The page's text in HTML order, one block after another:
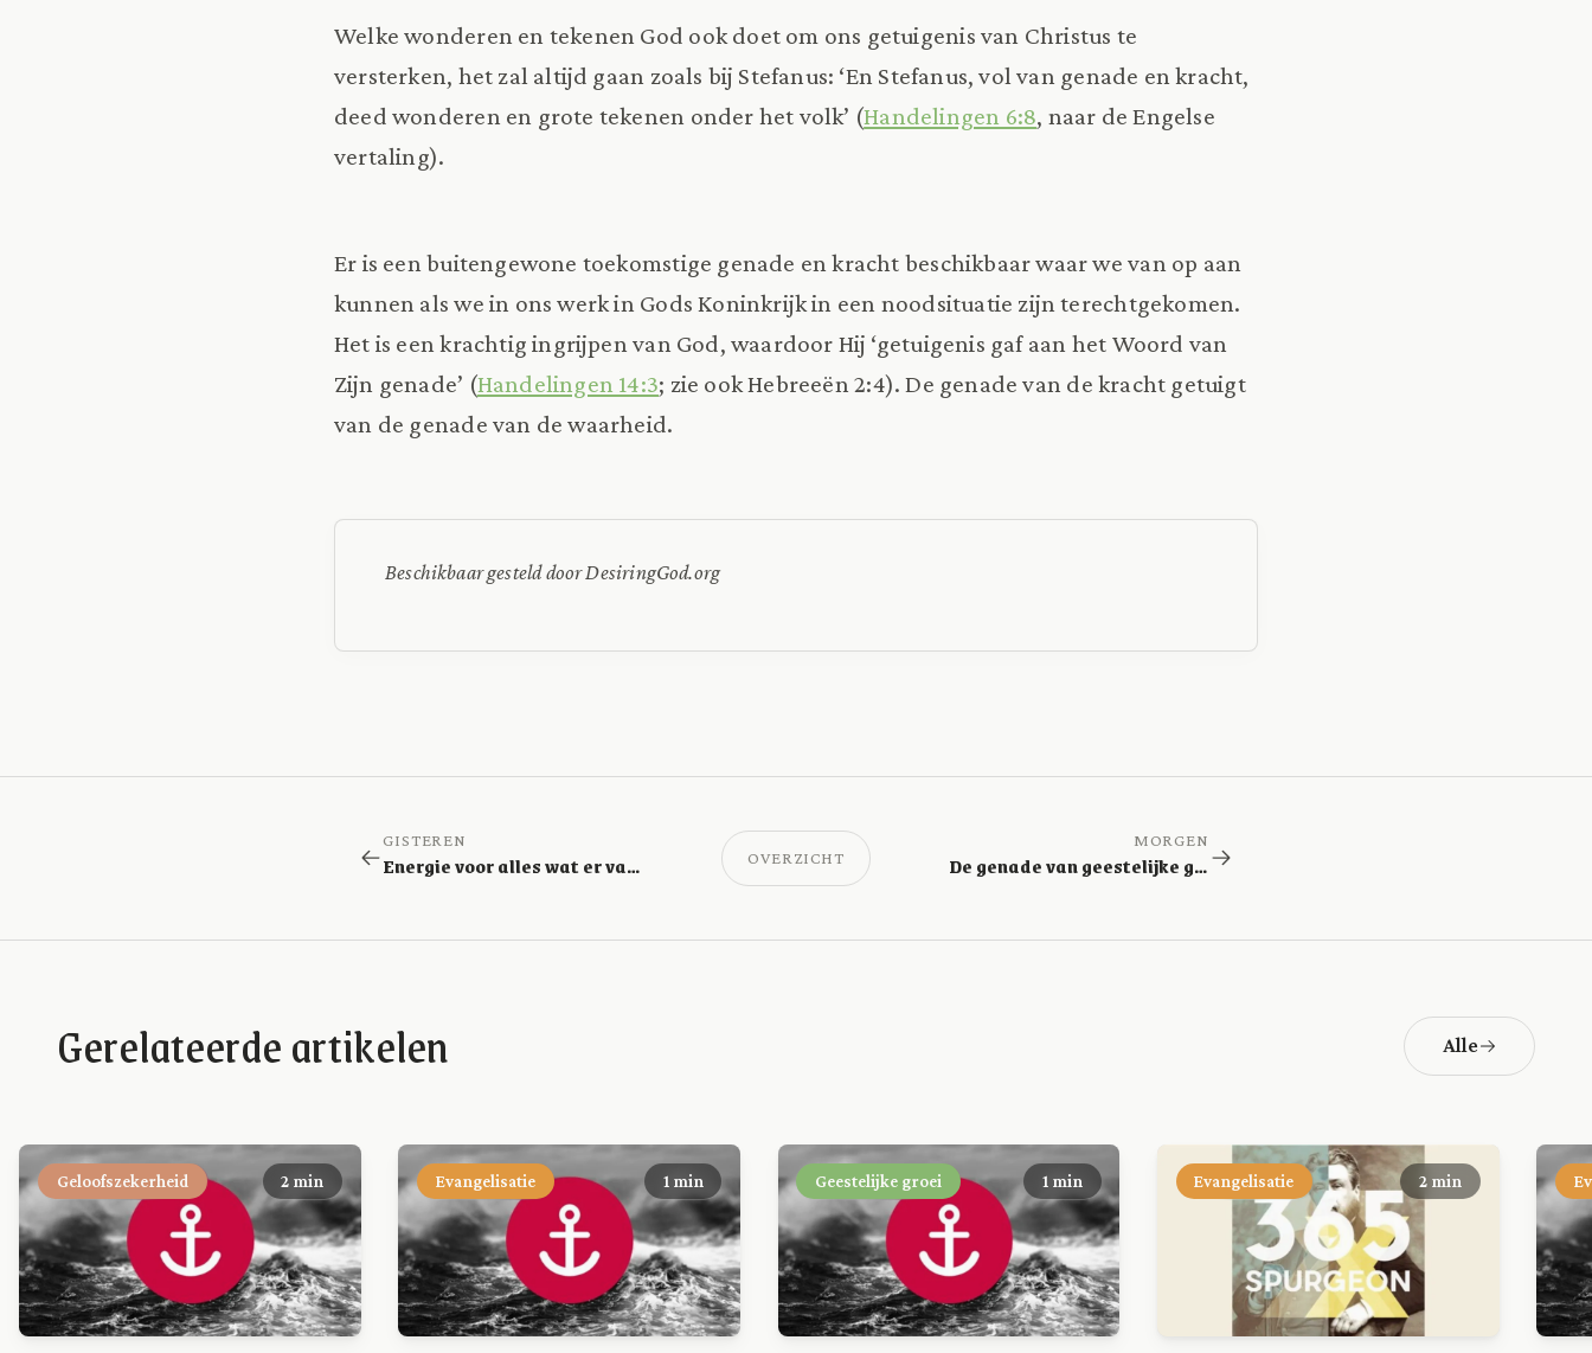
Welke wonderen en tekenen God ook doet om ons getuigenis van Christus te
versterken, het zal altijd gaan zoals bij Stefanus: ‘En Stefanus, vol van genade en kracht,
deed wonderen en grote tekenen onder het volk’ (Handelingen 6:8, naar de Engelse
vertaling).
Er is een buitengewone toekomstige genade en kracht beschikbaar waar we van op aan
kunnen als we in ons werk in Gods Koninkrijk in een noodsituatie zijn terechtgekomen.
Het is een krachtig ingrijpen van God, waardoor Hij ‘getuigenis gaf aan het Woord van
Zijn genade’ (Handelingen 14:3; zie ook Hebreeën 2:4). De genade van de kracht getuigt
van de genade van de waarheid.
Beschikbaar gesteld door DesiringGod.org
GISTEREN
Energie voor alles wat er vandaag moet gebeuren OVERZICHT
MORGEN
De genade van geestelijke gaven
Gerelateerde artikelen Alle
Geloofszekerheid 2 min Evangelisatie 1 min Geestelijke groei 1 min Evangelisatie 2 min